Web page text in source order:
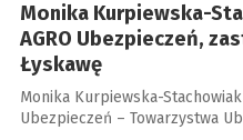
Monika Kurpiewska-
AGRO Ubezpieczeń,
Łyskawę
Monika Kurpiewska-
Ubezpieczeń – Towarzystwa